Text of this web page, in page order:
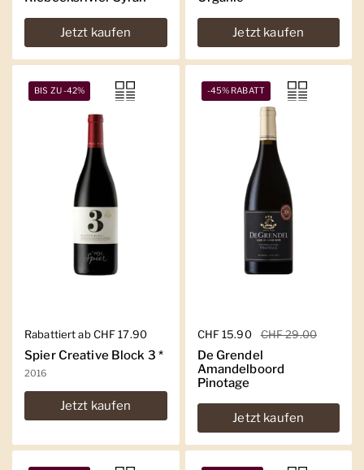
Jetzt kaufen Jetzt kaufen
Regulärer Preis
Rabattiert ab CHF 17.90
Spier Creative Block 3 *
2016
Jetzt kaufen
BIS ZU -42%
Regulärer Preis
CHF 15.90 Sale-Preis
CHF 29.00
De Grendel
Amandelboord
Pinotage
Jetzt kaufen
-45% RABATT